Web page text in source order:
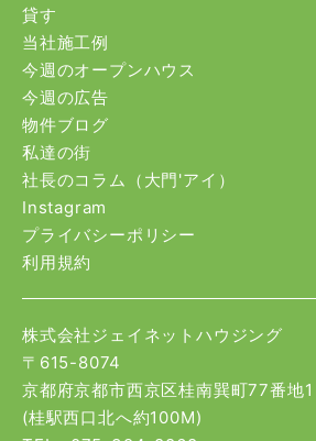
貸す
当社施工例
今週のオープンハウス
今週の広告
物件ブログ
私達の街
社長のコラム（大門'アイ）
Instagram
プライバシーポリシー
利用規約
株式会社ジェイネットハウジング
〒615-8074
京都府京都市西京区桂南巽町77番地1
(桂駅西口北へ約100M)